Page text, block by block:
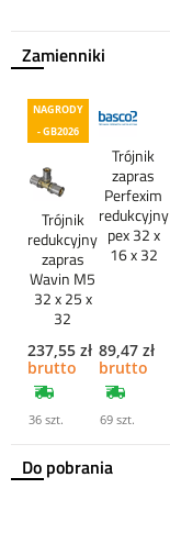
Zamienniki
NAGRODY
- GB2026
Trójnik
redukcyjny
zapras
Wavin M5
32 x 25 x
32
237,55 zł
brutto
36 szt.
Trójnik
zapras
Perfexim
redukcyjny
pex 32 x
16 x 32
89,47 zł
brutto
69 szt.
Do pobrania